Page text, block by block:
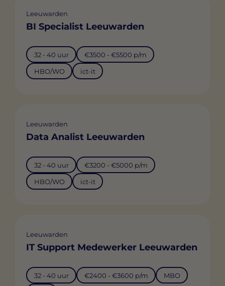
Leeuwarden
BI Specialist Leeuwarden
32 - 40 uur €3500 - €5500 p/m
HBO/WO ict-it
Leeuwarden
Data Analist Leeuwarden
32 - 40 uur €3200 - €5000 p/m
HBO/WO ict-it
Leeuwarden
IT Support Medewerker Leeuwarden
32 - 40 uur €2400 - €3600 p/m MBO